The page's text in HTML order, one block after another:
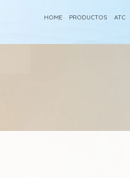
HOME PRODUCTOS ATC